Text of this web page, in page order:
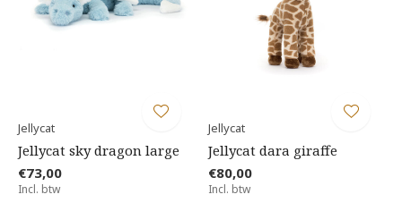
Jellycat
Jellycat sky dragon large
€73,00
Incl. btw
Jellycat
Jellycat dara giraffe
€80,00
Incl. btw